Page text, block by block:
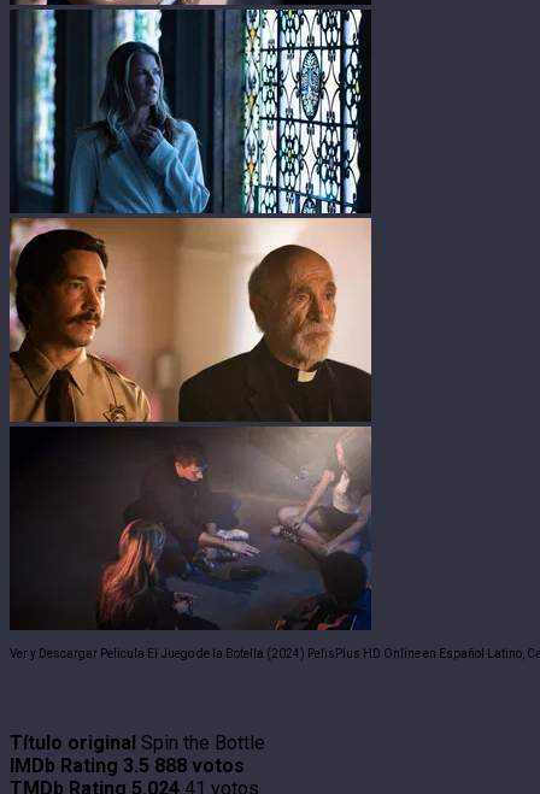
Ver y Descargar Pelicula El Juego de la Botella (2024) PelisPlus HD Online en Español Latino,
Título original Spin the Bottle
IMDb Rating 3.5 888 votos
TMDb Rating 5.024 41 votos